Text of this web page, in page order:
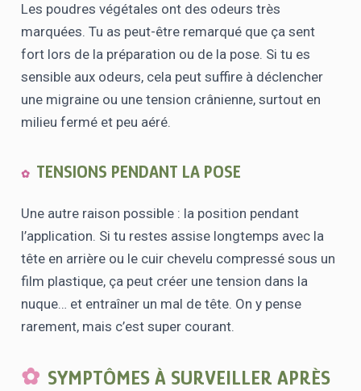
Les poudres végétales ont des odeurs très
marquées. Tu as peut-être remarqué que ça sent
fort lors de la préparation ou de la pose. Si tu es
sensible aux odeurs, cela peut suffire à déclencher
une migraine ou une tension crânienne, surtout en
milieu fermé et peu aéré.
TENSIONS PENDANT LA POSE
Une autre raison possible : la position pendant
l’application. Si tu restes assise longtemps avec la
tête en arrière ou le cuir chevelu compressé sous un
film plastique, ça peut créer une tension dans la
nuque… et entraîner un mal de tête. On y pense
rarement, mais c’est super courant.
SYMPTÔMES À SURVEILLER APRÈS